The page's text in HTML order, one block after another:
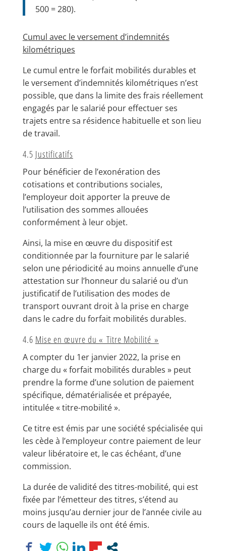
500 = 280).
Cumul avec le versement d’indemnités
kilométriques
Le cumul entre le forfait mobilités durables et
le versement d’indemnités kilométriques n’est
possible, que dans la limite des frais réellement
engagés par le salarié pour effectuer ses
trajets entre sa résidence habituelle et son lieu
de travail.
4.5 Justificatifs
Pour bénéficier de l’exonération des
cotisations et contributions sociales,
l’employeur doit apporter la preuve de
l’utilisation des sommes allouées
conformément à leur objet.
Ainsi, la mise en œuvre du dispositif est
conditionnée par la fourniture par le salarié
selon une périodicité au moins annuelle d’une
attestation sur l’honneur du salarié ou d’un
justificatif de l’utilisation des modes de
transport ouvrant droit à la prise en charge
dans le cadre du forfait mobilités durables.
4.6 Mise en œuvre du « Titre Mobilité »
A compter du 1er janvier 2022, la prise en
charge du « forfait mobilités durables » peut
prendre la forme d’une solution de paiement
spécifique, dématérialisée et prépayée,
intitulée « titre-mobilité ».
Ce titre est émis par une société spécialisée qui
les cède à l’employeur contre paiement de leur
valeur libératoire et, le cas échéant, d’une
commission.
La durée de validité des titres-mobilité, qui est
fixée par l’émetteur des titres, s’étend au
moins jusqu’au dernier jour de l’année civile au
cours de laquelle ils ont été émis.